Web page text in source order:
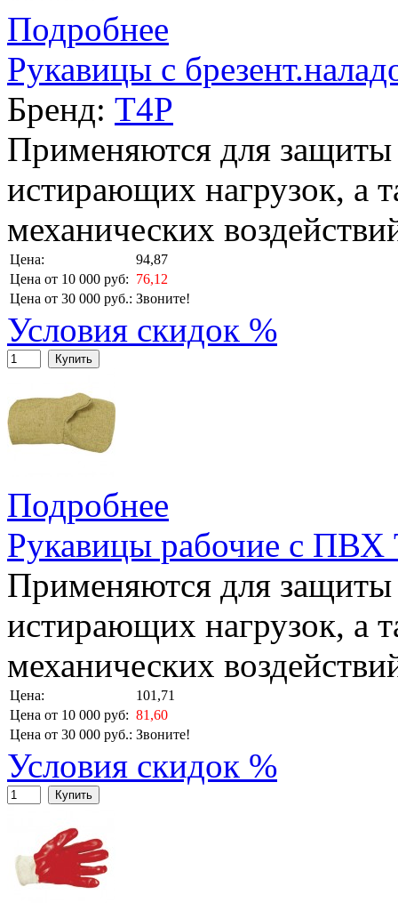
Подробнее
Рукавицы с
Бренд: T4P
Применяются для защиты
истирающих нагрузок, а
механических
Цена:
94,87
Цена от 10 000 руб: 76,12
Цена от 30 000 руб.: Звоните!
Условия скидок %
Купить
Подробнее
Рукавицы рабочие с ПВХ
Применяются для защиты
истирающих нагрузок, а
механических
Цена:
101,71
Цена от 10 000 руб: 81,60
Цена от 30 000 руб.: Звоните!
Условия скидок %
Купить